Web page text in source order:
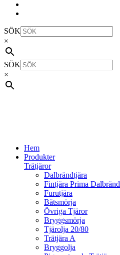
SÖK
×
SÖK
×
Hem
Produkter
Trätjäror
Dalbrändtjära
Fintjära Prima Dalbränd
Furutjära
Båtsmörja
Övriga Tjäror
Bryggsmörja
Tjärolja 20/80
Trätjära A
Bryggolja